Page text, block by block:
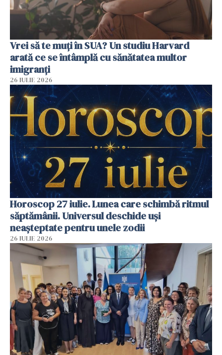
Vrei să te muți în SUA? Un studiu Harvard
arată ce se întâmplă cu sănătatea multor
imigranți
26 IULIE 2026
Horoscop 27 iulie. Lunea care schimbă ritmul
săptămânii. Universul deschide uși
neașteptate pentru unele zodii
26 IULIE 2026